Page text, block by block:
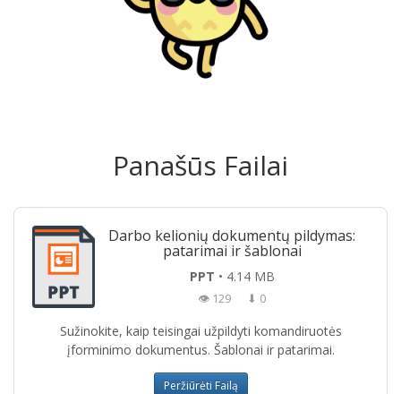
Panašūs Failai
Darbo kelionių dokumentų pildymas:
patarimai ir šablonai
PPT • 4.14 MB
👁 129 ⬇ 0
Sužinokite, kaip teisingai užpildyti komandiruotės
įforminimo dokumentus. Šablonai ir patarimai.
Peržiūrėti Failą